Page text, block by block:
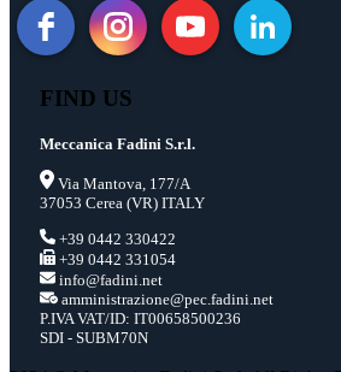
FIND US
Meccanica Fadini S.r.l.
Via Mantova, 177/A
37053 Cerea (VR) ITALY
+39 0442 330422
+39 0442 331054
info@fadini.net
amministrazione@pec.fadini.net
P.IVA VAT/ID: IT00658500236
SDI - SUBM70N